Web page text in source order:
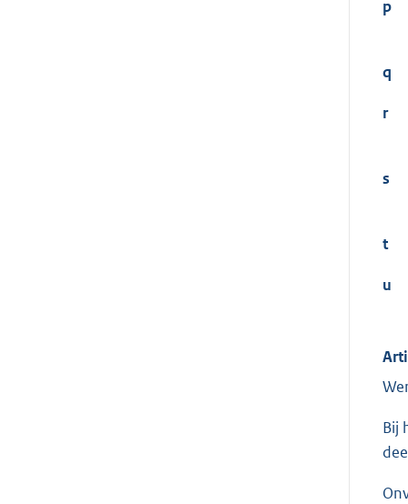
p
q
r
s
t
u
Bij